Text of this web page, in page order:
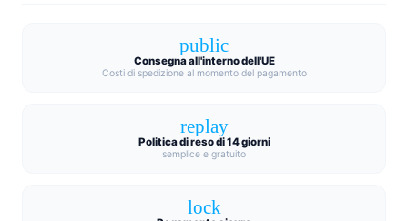
public
Consegna all'interno dell'UE
Costi di spedizione al momento del pagamento
replay
Politica di reso di 14 giorni
semplice e gratuito
lock